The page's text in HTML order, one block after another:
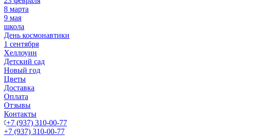
8 марта
9 мая
школа
День космонавтики
1 сентября
Хеллоуин
Детский сад
Новый год
Цветы
Доставка
Оплата
Отзывы
Контакты
+7 (937) 310-00-77
+7 (937) 310-00-77